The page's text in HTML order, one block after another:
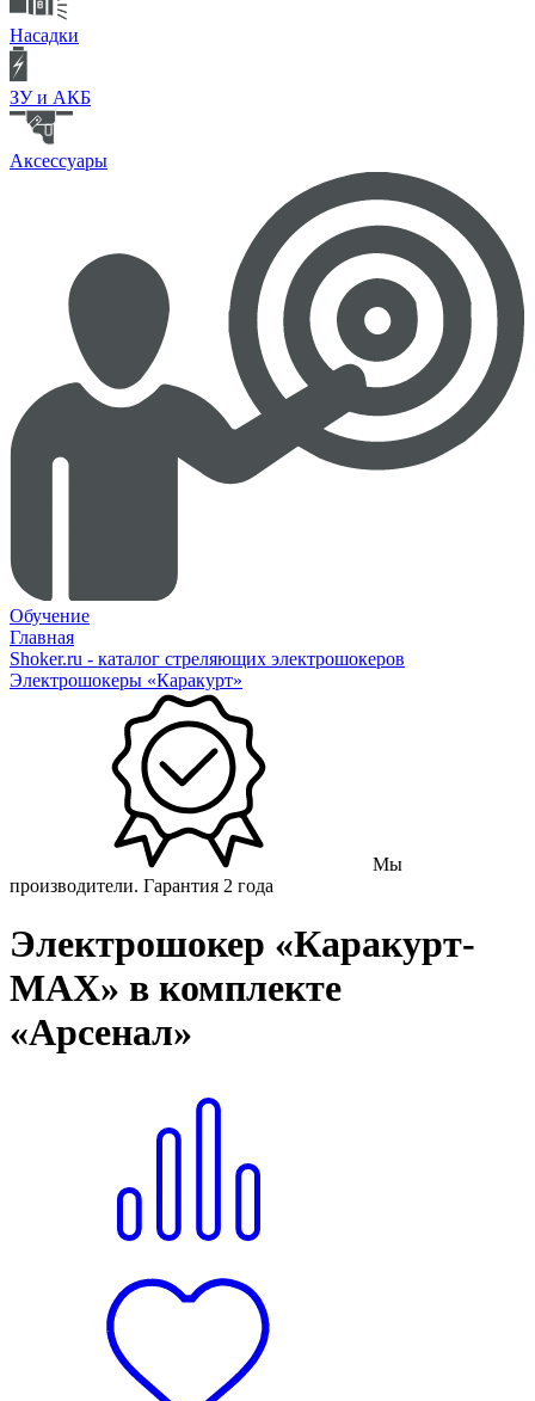
Насадки
ЗУ и АКБ
Аксессуары
Обучение
Главная
Shoker.ru - каталог стреляющих электрошокеров
Электрошокеры «Каракурт»
Мы
производители. Гарантия 2 года
Электрошокер «Каракурт-
МАХ» в комплекте
«Арсенал»